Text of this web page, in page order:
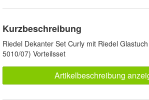
Kurzbeschreibung
Riedel Dekanter Set Curly mit Riedel
5010/07) Vorteilsset
Artikelbeschreibung